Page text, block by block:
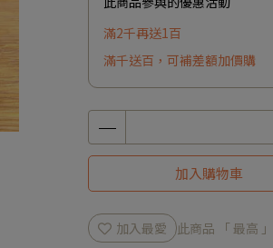
滿2千再送1百
滿千送百，可補差額加價購
加入購物車
加入最愛 此商品 「 最高